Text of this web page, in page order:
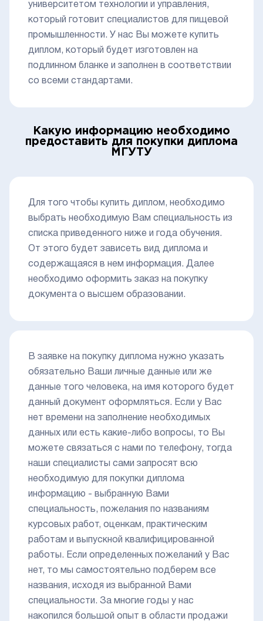
университетом технологии и управления,
который готовит специалистов для пищевой
промышленности. У нас Вы можете купить
диплом, который будет изготовлен на
подлинном бланке и заполнен в соответствии
со всеми стандартами.
Какую информацию необходимо
предоставить для покупки диплома
МГУТУ
Для того чтобы купить диплом, необходимо
выбрать необходимую Вам специальность из
списка приведенного ниже и года обучения.
От этого будет зависеть вид диплома и
содержащаяся в нем информация. Далее
необходимо оформить заказ на покупку
документа о высшем образовании.
В заявке на покупку диплома нужно указать
обязательно Ваши личные данные или же
данные того человека, на имя которого будет
данный документ оформляться. Если у Вас
нет времени на заполнение необходимых
данных или есть какие-либо вопросы, то Вы
можете связаться с нами по телефону, тогда
наши специалисты сами запросят всю
необходимую для покупки диплома
информацию - выбранную Вами
специальность, пожелания по названиям
курсовых работ, оценкам, практическим
работам и выпускной квалифицированной
работы. Если определенных пожеланий у Вас
нет, то мы самостоятельно подберем все
названия, исходя из выбранной Вами
специальности. За многие годы у нас
накопился большой опыт в области продажи